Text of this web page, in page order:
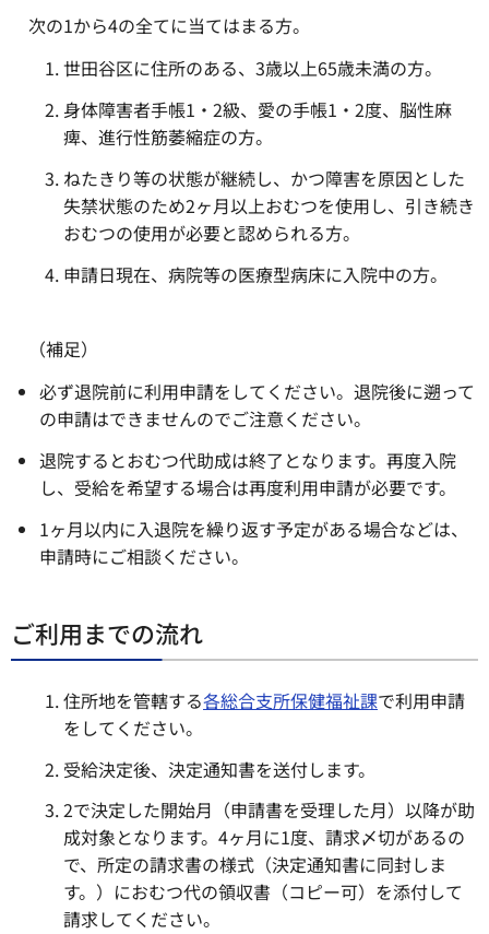
次の1から4の全てに当てはまる方。
世田谷区に住所のある、3歳以上65歳未満の方。
身体障害者手帳1・2級、愛の手帳1・2度、脳性麻
痺、進行性筋萎縮症の方。
ねたきり等の状態が継続し、かつ障害を原因とした
失禁状態のため2ヶ月以上おむつを使用し、引き続き
おむつの使用が必要と認められる方。
申請日現在、病院等の医療型病床に入院中の方。
（補足）
必ず退院前に利用申請をしてください。退院後に遡って
の申請はできませんのでご注意ください。
退院するとおむつ代助成は終了となります。再度入院
し、受給を希望する場合は再度利用申請が必要です。
1ヶ月以内に入退院を繰り返す予定がある場合などは、
申請時にご相談ください。
ご利用までの流れ
住所地を管轄する各総合支所保健福祉課で利用申請
をしてください。
受給決定後、決定通知書を送付します。
2で決定した開始月（申請書を受理した月）以降が助
成対象となります。4ヶ月に1度、請求〆切があるの
で、所定の請求書の様式（決定通知書に同封しま
す。）におむつ代の領収書（コピー可）を添付して
請求してください。